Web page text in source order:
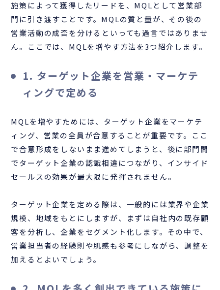
施策によって獲得したリードを、MQLとして営業部
門に引き渡すことです。MQLの質と量が、その後の
営業活動の成否を分けるといっても過言ではありませ
ん。ここでは、MQLを増やす方法を3つ紹介します。
1. ターゲット企業を営業・マーケテ
ィングで定める
MQLを増やすためには、ターゲット企業をマーケテ
ィング、営業の全員が合意することが重要です。ここ
で合意形成をしないまま進めてしまうと、後に部門間
でターゲット企業の認識相違につながり、インサイド
セールスの効果が最大限に発揮されません。
ターゲット企業を定める際は、一般的には業界や企業
規模、地域をもとにしますが、まずは自社内の既存顧
客を分析し、企業をセグメント化します。その中で、
営業担当者の経験則や肌感も参考にしながら、調整を
加えるとよいでしょう。